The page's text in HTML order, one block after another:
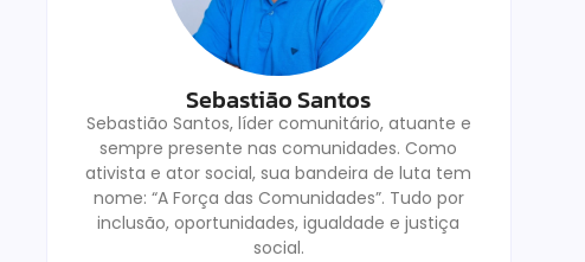
Sebastião Santos
Sebastião Santos, líder comunitário, atuante e
sempre presente nas comunidades. Como
ativista e ator social, sua bandeira de luta tem
nome: “A Força das Comunidades”. Tudo por
inclusão, oportunidades, igualdade e justiça
social.